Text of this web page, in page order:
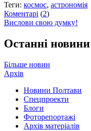
Теги: космос, астрономія
Коментарі (2)
Вислови свою думку!
Останні новини
Більше новин
Архів
Новини Полтави
Спецпроекти
Блоги
Фоторепортажі
Архів матеріалів